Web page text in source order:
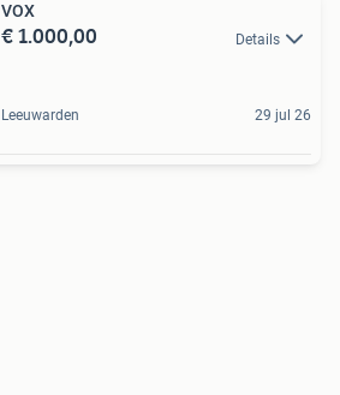
VOX
€ 1.000,00 Details
Leeuwarden 29 jul 26